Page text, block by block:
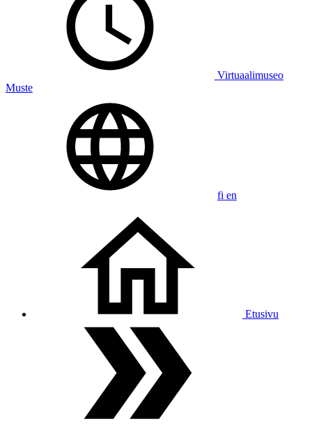
Virtuaalimuseo
Muste
fi en
Etusivu